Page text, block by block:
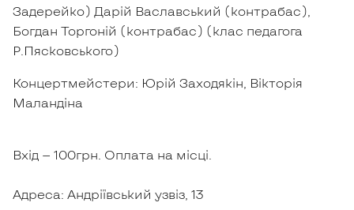
Задерейко) Дарій Ваславський (контрабас),
Богдан Торгоній (контрабас) (клас педагога
Р.Пясковського)
Концертмейстери: Юрій Заходякін, Вікторія
Маландіна
Вхід — 100грн. Оплата на місці.
Адреса: Андріївський узвіз, 13